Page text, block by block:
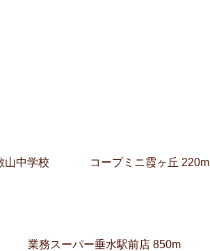
山中学校
コープミニ霞ヶ丘 220m
業務スーパー垂水駅前店 850m